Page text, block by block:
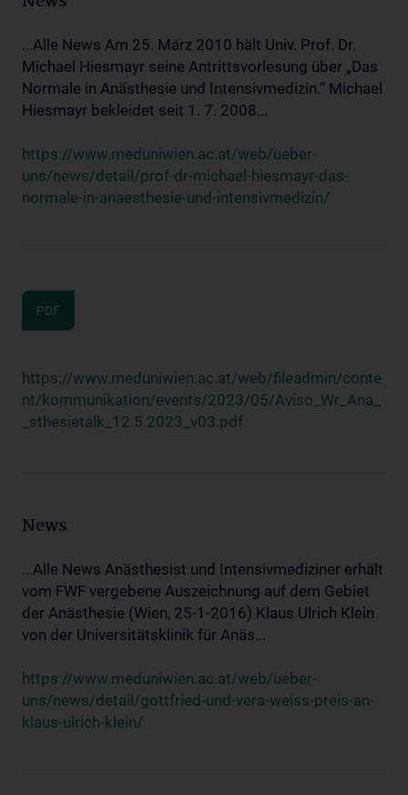
...Alle News Am 25. März 2010 hält Univ. Prof. Dr.
Michael Hiesmayr seine Antrittsvorlesung über „Das
Normale in Anästhesie und Intensivmedizin.“ Michael
Hiesmayr bekleidet seit 1. 7. 2008...
https://www.meduniwien.ac.at/web/ueber-
uns/news/detail/prof-dr-michael-hiesmayr-das-
normale-in-anaesthesie-und-intensivmedizin/
PDF
https://www.meduniwien.ac.at/web/fileadmin/conte
nt/kommunikation/events/2023/05/Aviso_Wr_Ana_
_sthesietalk_12.5.2023_v03.pdf
News
...Alle News Anästhesist und Intensivmediziner erhält
vom FWF vergebene Auszeichnung auf dem Gebiet
der Anästhesie (Wien, 25-1-2016) Klaus Ulrich Klein
von der Universitätsklinik für Anäs...
https://www.meduniwien.ac.at/web/ueber-
uns/news/detail/gottfried-und-vera-weiss-preis-an-
klaus-ulrich-klein/